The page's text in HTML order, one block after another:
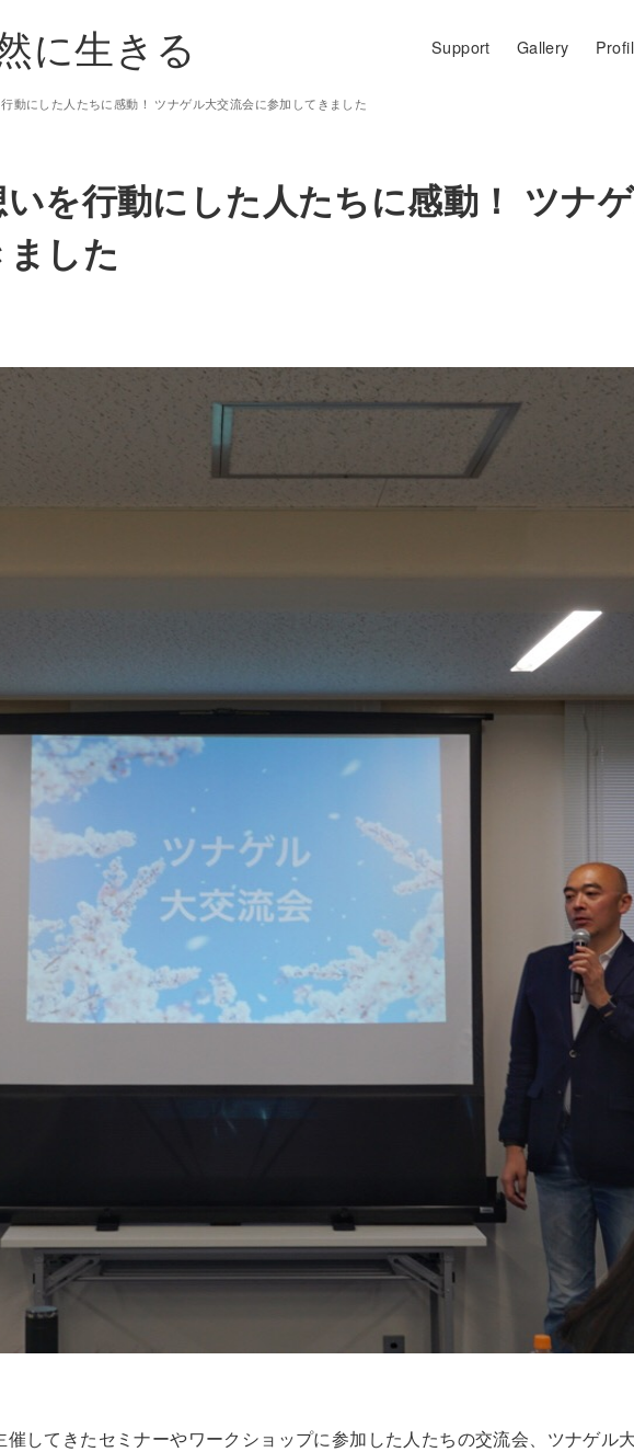
に生きる Support Gallery
動にした人たちに感動！ ツナゲル大交流会に参加してきました
を行動にした人たちに感動！ ツナ
した
してきたセミナーやワークショップに参加した人たちの交流会、ツナゲル